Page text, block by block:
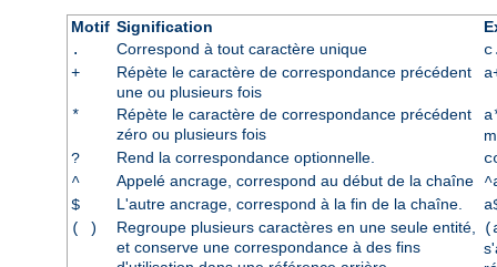
Motif Signification
.
Correspond à tout caractère unique
+
Répète le caractère de correspondance précédent
une ou plusieurs fois
*
Répète le caractère de correspondance précédent
zéro ou plusieurs fois
?
Rend la correspondance optionnelle.
^
Appelé ancrage, correspond au début de la chaîne
$
L'autre ancrage, correspond à la fin de la chaîne.
( )
Regroupe plusieurs caractères en une seule entité,
et conserve une correspondance à des fins